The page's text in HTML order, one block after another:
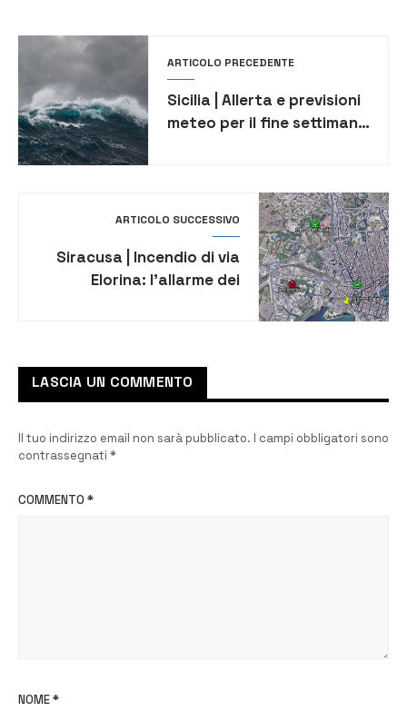
ARTICOLO PRECEDENTE
Sicilia | Allerta e previsioni
meteo per il fine settimana
ARTICOLO SUCCESSIVO
Siracusa | Incendio di via
Elorina: l’allarme dei
LASCIA UN COMMENTO
Il tuo indirizzo email non sarà pubblicato. I campi obbligatori sono
contrassegnati *
COMMENTO *
NOME*